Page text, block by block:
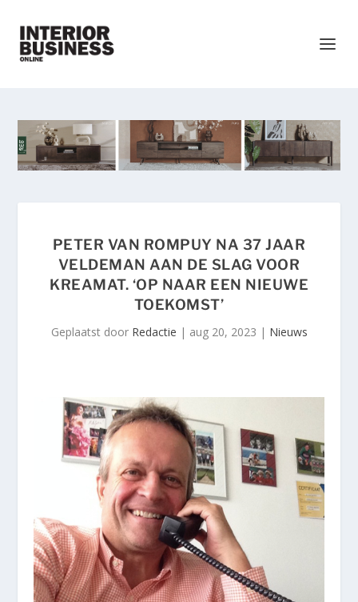
PETER VAN ROMPUY NA 37 JAAR
VELDEMAN AAN DE SLAG VOOR
KREAMAT. ‘OP NAAR EEN NIEUWE
TOEKOMST’
Geplaatst door Redactie | aug 20, 2023 | Nieuws